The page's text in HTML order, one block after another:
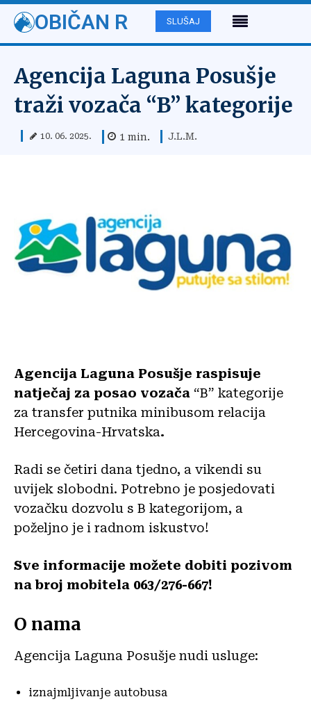
OBIČAN R SLUŠAJ
Agencija Laguna Posušje
traži vozača “B” kategorije
10. 06. 2025. 1 min. J.L.M.
Agencija Laguna Posušje raspisuje
natječaj za posao vozača “B” kategorije
za transfer putnika minibusom relacija
Hercegovina-Hrvatska.
Radi se četiri dana tjedno, a vikendi su
uvijek slobodni. Potrebno je posjedovati
vozačku dozvolu s B kategorijom, a
poželjno je i radnom iskustvo!
Sve informacije možete dobiti pozivom
na broj mobitela 063/276-667!
O nama
Agencija Laguna Posušje nudi usluge:
iznajmljivanje autobusa